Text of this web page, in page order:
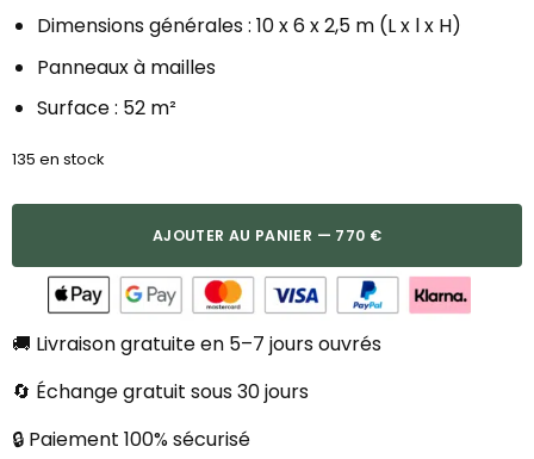
Dimensions générales : 10 x 6 x 2,5 m (L x l x H)
Panneaux à mailles
Surface : 52 m²
135 en stock
AJOUTER AU PANIER — 770 €
🚚 Livraison gratuite en 5–7 jours ouvrés
🔄 Échange gratuit sous 30 jours
🔒 Paiement 100% sécurisé